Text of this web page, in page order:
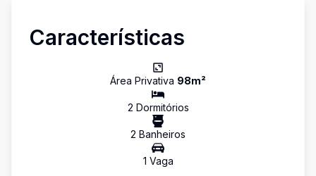
Características
Área Privativa 98m²
2 Dormitórios
2 Banheiros
1 Vaga